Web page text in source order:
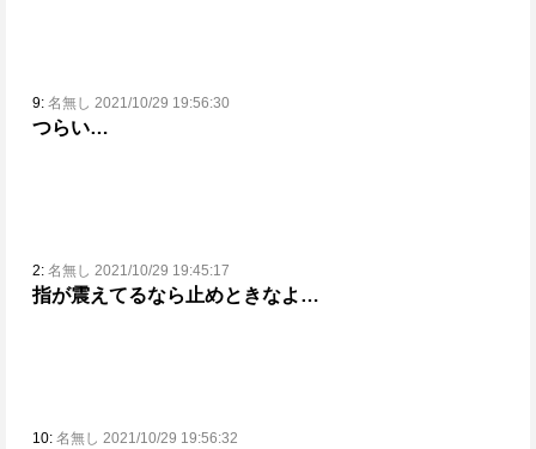
9: 名無し 2021/10/29 19:56:30
つらい…
2: 名無し 2021/10/29 19:45:17
指が震えてるなら止めときなよ…
10: 名無し 2021/10/29 19:56:32